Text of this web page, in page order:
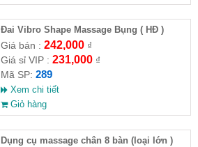
Đai Vibro Shape Massage Bụng ( HĐ )
Giá bán : 242,000₫
Giá sỉ VIP : 231,000₫
Mã SP: 289
Xem chi tiết
Giỏ hàng
Dụng cụ massage chân 8 bàn (loại lớn )